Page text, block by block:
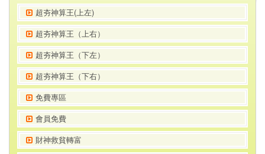
超夯神算王(上左)
超夯神算王（上右）
超夯神算王（下左）
超夯神算王（下右）
免費專區
會員免費
財神救貧轉富